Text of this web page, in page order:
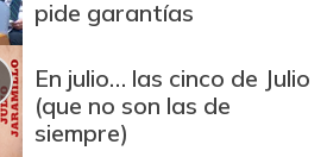
pide garantías
En julio… las cinco de Julio
(que no son las de
siempre)